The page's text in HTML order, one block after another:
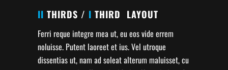
II THIRDS / I THIRD LAYOUT
Ferri reque integre mea ut, eu eos vide errem
noluisse. Putent laoreet et ius. Vel utroque
dissentias ut, nam ad soleat alterum maluisset, cu